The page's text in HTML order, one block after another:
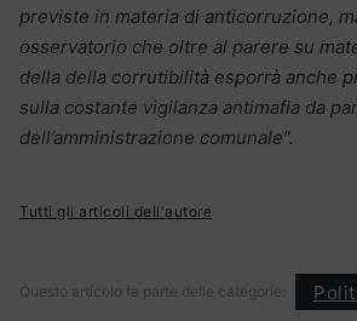
previste in materia di anticorruzione,
osservatorio che oltre al parere su
della della corrutibilità esporrà anche
sulla costante vigilanza antimafia da
dell’amministrazione comunale”.
Tutti gli articoli dell'autore
Questo articolo fa parte delle categorie: